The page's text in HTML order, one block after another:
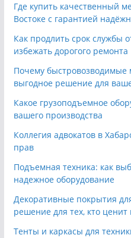
Где купить качественный
Востоке с гарантией
Как продлить срок службы
избежать дорогого ремонта
Почему
выгодное решение для
Какое грузоподъемное
вашего производства
Коллегия адвокатов в
прав
Подъемная техника: как
надежное оборудование
Декоративные покрытия
решение для тех, кто ценит
Тенты и каркасы для